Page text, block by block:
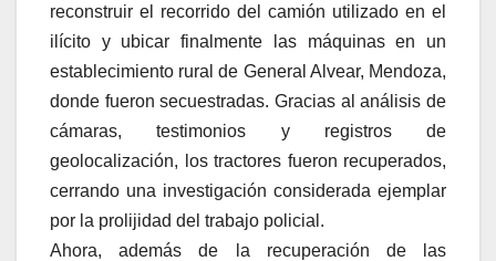
reconstruir el recorrido del camión utilizado en el
ilícito y ubicar finalmente las máquinas en un
establecimiento rural de General Alvear, Mendoza,
donde fueron secuestradas. Gracias al análisis de
cámaras, testimonios y registros de
geolocalización, los tractores fueron recuperados,
cerrando una investigación considerada ejemplar
por la prolijidad del trabajo policial.
Ahora, además de la recuperación de las